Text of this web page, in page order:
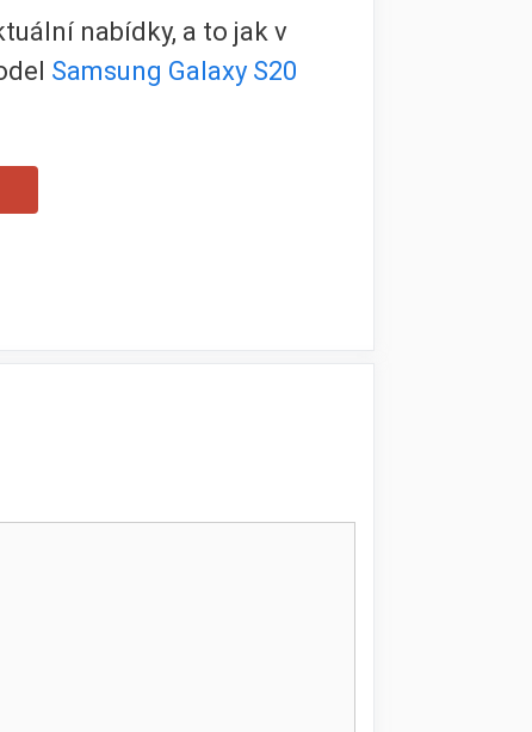
nabídky, a to jak v
Samsung Galaxy S20